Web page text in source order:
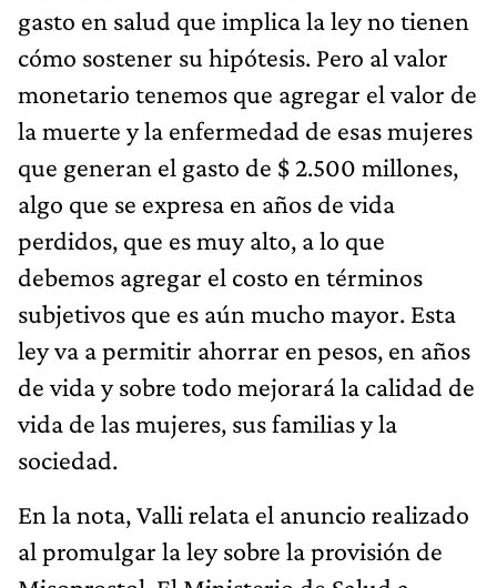
gasto en salud que implica la ley no tienen
cómo sostener su hipótesis. Pero al valor
monetario tenemos que agregar el valor de
la muerte y la enfermedad de esas mujeres
que generan el gasto de $ 2.500 millones,
algo que se expresa en años de vida
perdidos, que es muy alto, a lo que
debemos agregar el costo en términos
subjetivos que es aún mucho mayor. Esta
ley va a permitir ahorrar en pesos, en años
de vida y sobre todo mejorará la calidad de
vida de las mujeres, sus familias y la
sociedad.
En la nota, Valli relata el anuncio realizado
al promulgar la ley sobre la provisión de